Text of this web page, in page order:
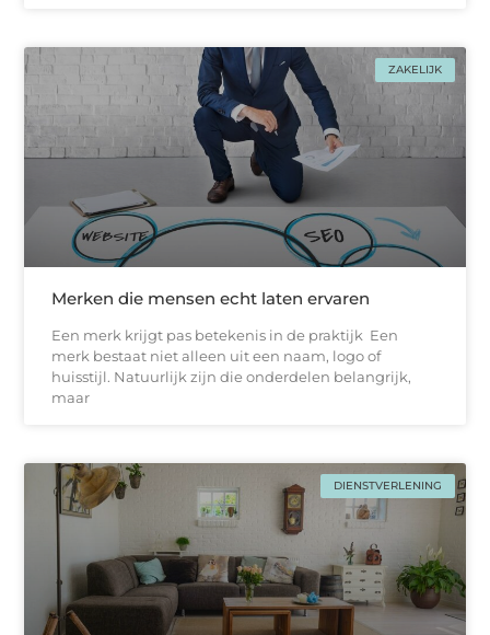
ZAKELIJK
Merken die mensen echt laten ervaren
Een merk krijgt pas betekenis in de praktijk Een
merk bestaat niet alleen uit een naam, logo of
huisstijl. Natuurlijk zijn die onderdelen belangrijk,
maar
DIENSTVERLENING